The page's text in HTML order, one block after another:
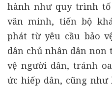
hành như quy trình tố
văn minh, tiến bộ
phát từ yêu cầu bảo
dân chủ nhân dân
vệ người dân, tránh
ức hiếp dân, cũng